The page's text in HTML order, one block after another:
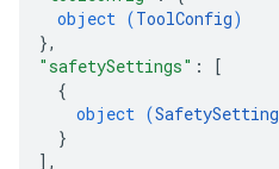
object (ToolConfig)
},
"safetySettings" :
[
{
object (SafetySetting
}
] ,